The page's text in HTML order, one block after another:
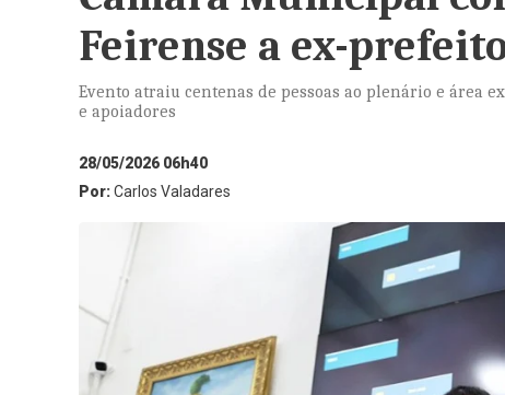
Feirense a ex-
Evento atraiu centenas de pessoas ao plenário e área
e apoiadores
28/05/2026 06h40
Por:Carlos Valadares